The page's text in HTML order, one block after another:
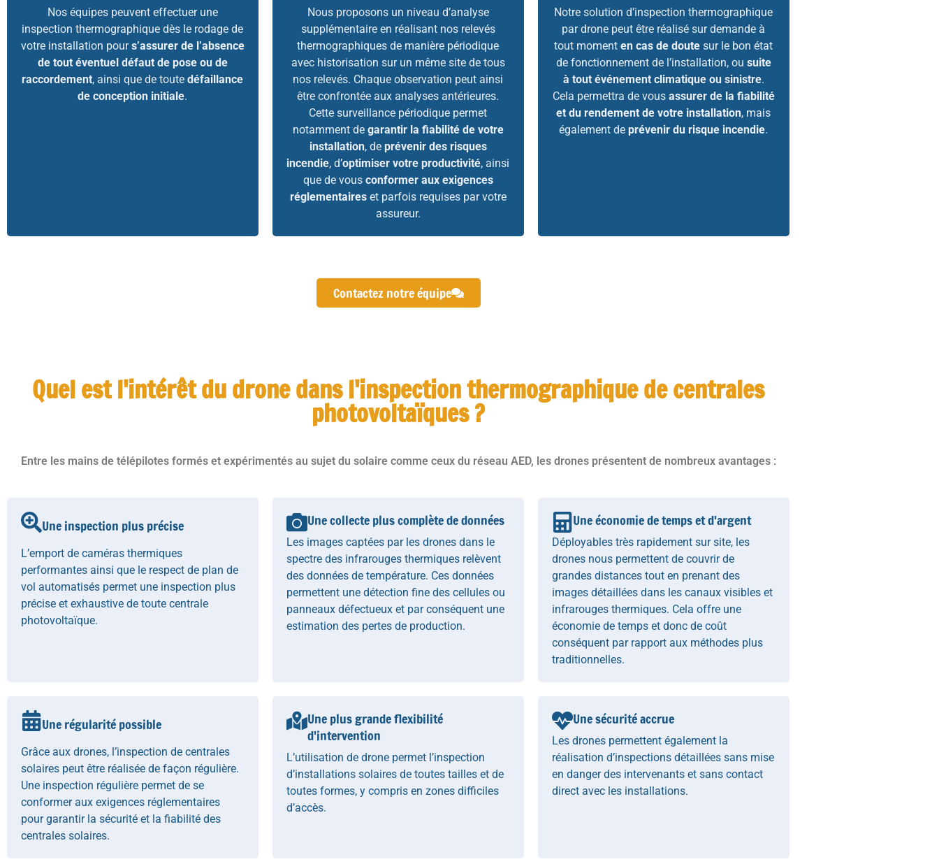
Nos équipes peuvent effectuer une
inspection thermographique dès le rodage de
votre installation pours’assurer de l’absence
de tout éventuel défaut de pose ou de
raccordement, ainsi que de toutedéfaillance
de conception initiale.
Nous proposons un niveau d’analyse
supplémentaire en réalisant nos relevés
thermographiques de manière périodique
avec historisation sur un même site de tous
nos relevés. Chaque observation peut ainsi
être confrontée aux analyses antérieures.
Cette surveillance périodique permet
notamment de garantir la fiabilité de votre
installation, de prévenir des risques
incendie, d’optimiser votre productivité, ainsi
que de vous conformer aux exigences
réglementaireset parfois requises par votre
assureur.
Notre solution d’inspection thermographique
par drone peut être réalisé sur demande à
tout momenten cas de doutesur le bon état
de fonctionnement de l’installation, ou suite
à tout événement climatique ou sinistre.
Cela permettra de vous assurer de la fiabilité
et du rendement de votre installation, mais
également deprévenir du risque incendie.
Contactez notre équipe
Quel est l'intérêt du drone dans l'inspection thermographique de centrales
photovoltaïques ?
Entre les mains de télépilotes formés et expérimentés au sujet du solaire comme ceux du réseau AED, les drones présentent de nombreux avantages :
Une inspection plus précise
L’emport de caméras thermiques
performantes ainsi que le respect de plan de
vol automatisés permet une inspection plus
précise et exhaustive de toute centrale
photovoltaïque.
Une collecte plus complète de données
Les images captées par les drones dans le
spectre des infrarouges thermiques relèvent
des données de température. Ces données
permettent une détection fine des cellules ou
panneaux défectueux et par conséquent une
estimation des pertes de production.
Une économie de temps et d'argent
Déployables très rapidement sur site, les
drones nous permettent de couvrir de
grandes distances tout en prenant des
images détaillées dans les canaux visibles et
infrarouges thermiques. Cela offre une
économie de temps et donc de coût
conséquent par rapport aux méthodes plus
traditionnelles.
Une régularité possible
Grâce aux drones, l’inspection de centrales
solaires peut être réalisée de façon régulière.
Une inspection régulière permet de se
conformer aux exigences réglementaires
pour garantir la sécurité et la fiabilité des
centrales solaires.
Une plus grande flexibilité
d'intervention
L’utilisation de drone permet l’inspection
d’installations solaires de toutes tailles et de
toutes formes, y compris en zones difficiles
d’accès.
Une sécurité accrue
Les drones permettent également la
réalisation d’inspections détaillées sans mise
en danger des intervenants et sans contact
direct avec les installations.